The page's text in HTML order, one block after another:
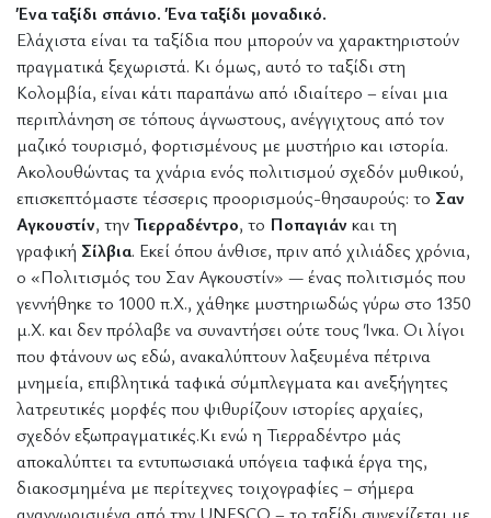
Ένα ταξίδι σπάνιο. Ένα ταξίδι μοναδικό.
Ελάχιστα είναι τα ταξίδια που μπορούν να χαρακτηριστούν
πραγματικά ξεχωριστά. Κι όμως, αυτό το ταξίδι στη
Κολομβία, είναι κάτι παραπάνω από ιδιαίτερο – είναι μια
περιπλάνηση σε τόπους άγνωστους, ανέγγιχτους από τον
μαζικό τουρισμό, φορτισμένους με μυστήριο και ιστορία.
Ακολουθώντας τα χνάρια ενός πολιτισμού σχεδόν μυθικού,
επισκεπτόμαστε τέσσερις προορισμούς-θησαυρούς: το Σαν
Αγκουστίν, τηνΤιερραδέντρο, το Ποπαγιάνκαι τη
γραφική Σίλβια. Εκεί όπου άνθισε, πριν από χιλιάδες χρόνια,
ο «Πολιτισμός του Σαν Αγκουστίν» — ένας πολιτισμός που
γεννήθηκε το 1000 π.Χ., χάθηκε μυστηριωδώς γύρω στο 1350
μ.Χ. και δεν πρόλαβε να συναντήσει ούτε τους Ίνκα. Οι λίγοι
που φτάνουν ως εδώ, ανακαλύπτουν λαξευμένα πέτρινα
μνημεία, επιβλητικά ταφικά σύμπλεγματα και ανεξήγητες
λατρευτικές μορφές που ψιθυρίζουν ιστορίες αρχαίες,
σχεδόν εξωπραγματικές.Κι ενώ η Τιερραδέντρο μάς
αποκαλύπτει τα εντυπωσιακά υπόγεια ταφικά έργα της,
διακοσμημένα με περίτεχνες τοιχογραφίες – σήμερα